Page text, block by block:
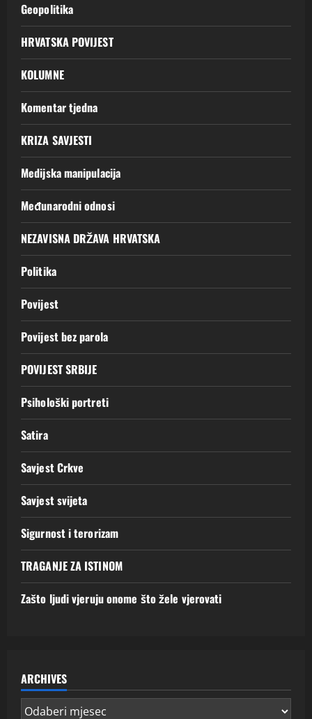
Geopolitika
HRVATSKA POVIJEST
KOLUMNE
Komentar tjedna
KRIZA SAVJESTI
Medijska manipulacija
Međunarodni odnosi
NEZAVISNA DRŽAVA HRVATSKA
Politika
Povijest
Povijest bez parola
POVIJEST SRBIJE
Psihološki portreti
Satira
Savjest Crkve
Savjest svijeta
Sigurnost i terorizam
TRAGANJE ZA ISTINOM
Zašto ljudi vjeruju onome što žele vjerovati
ARCHIVES